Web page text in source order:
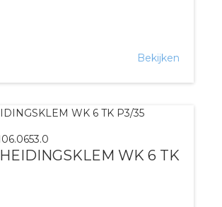
Bekijken
WK 6 TK